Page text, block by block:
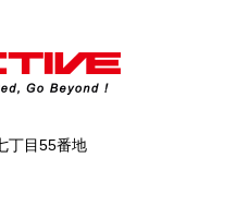
丁目55番地